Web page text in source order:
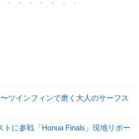
〜ツインフィンで磨く大人のサーフス
トに参戦「Honua Finals」現地リポー